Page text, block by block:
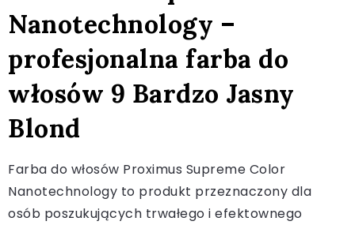
Nanotechnology –
profesjonalna farba do
włosów 9 Bardzo Jasny
Blond
Farba do włosów Proximus Supreme Color
Nanotechnology to produkt przeznaczony dla
osób poszukujących trwałego i efektownego